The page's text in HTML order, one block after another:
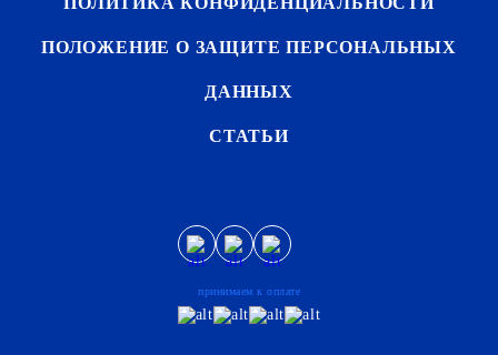
ПОЛОЖЕНИЕ О ЗАЩИТЕ ПЕРСОНАЛЬНЫХ
ДАННЫХ
СТАТЬИ
принимаем к оплате